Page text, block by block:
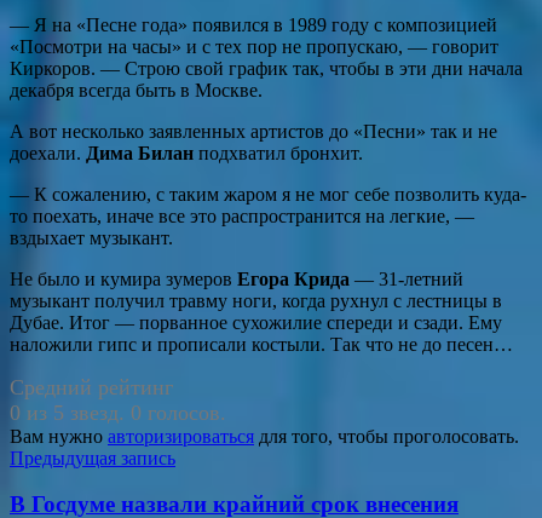
— Я на «Песне года» появился в 1989 году с композицией
«Посмотри на часы» и с тех пор не пропускаю, — говорит
Киркоров. — Строю свой график так, чтобы в эти дни начала
декабря всегда быть в Москве.
А вот несколько заявленных артистов до «Песни» так и не
доехали. Дима Билан подхватил бронхит.
— К сожалению, с таким жаром я не мог себе позволить куда-
то поехать, иначе все это распространится на легкие, —
вздыхает музыкант.
Не было и кумира зумеров Егора Крида — 31-летний
музыкант получил травму ноги, когда рухнул с лестницы в
Дубае. Итог — порванное сухожилие спереди и сзади. Ему
наложили гипс и прописали костыли. Так что не до песен…
Средний рейтинг
0 из 5 звезд. 0 голосов.
Вам нужно авторизироваться для того, чтобы проголосовать.
Навигация
по
Предыдущая запись
В Госдуме назвали крайний срок внесения